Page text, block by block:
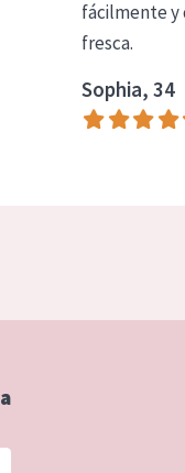
fácilmente y
fresca.
Sophia, 34